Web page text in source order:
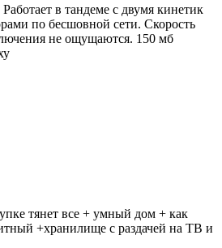
в тандеме с двумя кинетик
по бесшовной сети. Скорость
не ощущаются. 150 мб
тянет все + умный дом + как
+хранилище с раздачей на ТВ и